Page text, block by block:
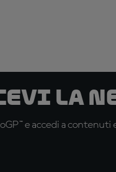
la
e accedi a